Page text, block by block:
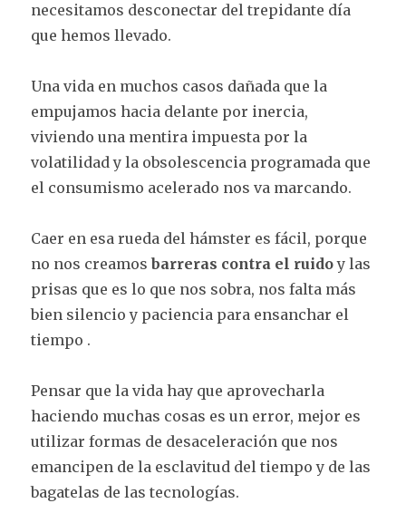
necesitamos desconectar del trepidante día
que hemos llevado.
Una vida en muchos casos dañada que la
empujamos hacia delante por inercia,
viviendo una mentira impuesta por la
volatilidad y la obsolescencia programada que
el consumismo acelerado nos va marcando.
Caer en esa rueda del hámster es fácil, porque
no nos creamosbarreras contra el ruidoy las
prisas que es lo que nos sobra, nos falta más
bien silencio y paciencia para ensanchar el
tiempo .
Pensar que la vida hay que aprovecharla
haciendo muchas cosas es un error, mejor es
utilizar formas de desaceleración que nos
emancipen de la esclavitud del tiempo y de las
bagatelas de las tecnologías.